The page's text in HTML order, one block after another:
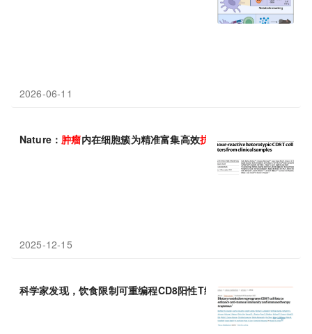
2026-06-11
Nature： 肿瘤内在细胞簇为精准富集高效抗肿瘤T细胞提供新方案
2025-12-15
科学家发现，饮食限制可重编程CD8阳性T细胞，增强其抗肿瘤活